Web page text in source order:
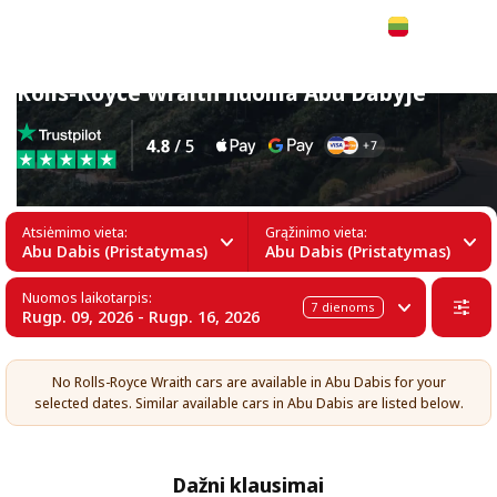
Rolls-Royce Wraith nuoma Abu Dabyje
Atsiėmimo vieta:
Abu Dabis (Pristatymas)
Grąžinimo vieta:
Abu Dabis (Pristatymas)
Nuomos laikotarpis:
Rugp. 09, 2026 - Rugp. 16, 2026 7 dienoms
No Rolls-Royce Wraith cars are available in Abu Dabis for your
selected dates. Similar available cars in Abu Dabis are listed below.
Dažni klausimai